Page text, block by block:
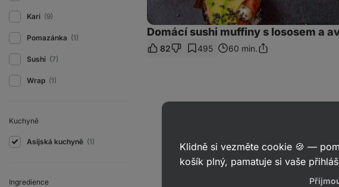
Kari (9)
Pomazánka (1)
Sushi (7)
Wrap (1)
Kuchyně
Asijská kuchyně (1)
Ingredience
Domácí sushi muffiny s lososem a
82 495 60 min.Sdílet
Klidně si vezměte cookie 🍪 —
košík plný, pamatuje si vaše